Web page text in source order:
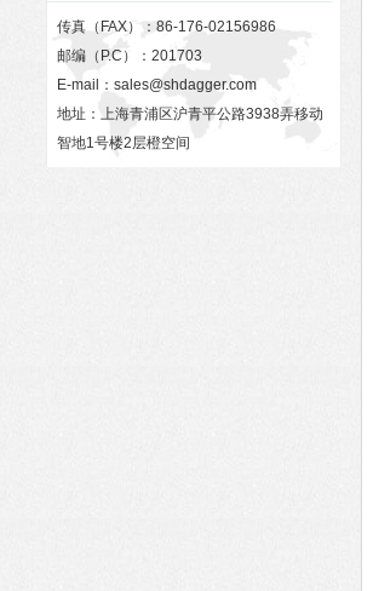
传真（FAX）：86-176-02156986
邮编（P.C）：201703
E-mail： sales@shdagger.com
地址：上海青浦区沪青平公路3938弄移动
智地1号楼2层橙空间